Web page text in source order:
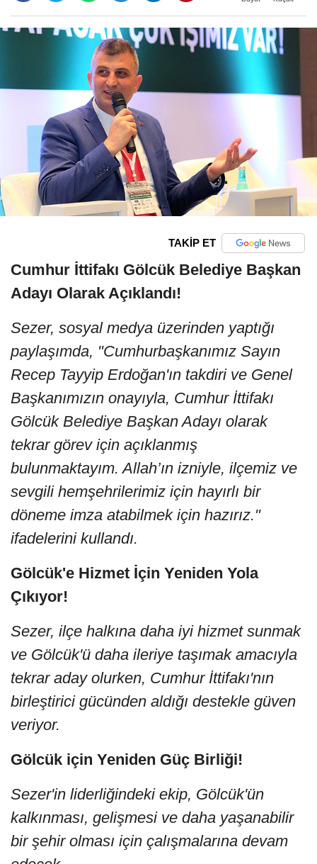
TAKİP ET
Cumhur İttifakı Gölcük Belediye Başkan
Adayı Olarak Açıklandı!
Sezer, sosyal medya üzerinden yaptığı
paylaşımda, "Cumhurbaşkanımız Sayın
Recep Tayyip Erdoğan'ın takdiri ve Genel
Başkanımızın onayıyla, Cumhur İttifakı
Gölcük Belediye Başkan Adayı olarak
tekrar görev için açıklanmış
bulunmaktayım. Allah’ın izniyle, ilçemiz ve
sevgili hemşehrilerimiz için hayırlı bir
döneme imza atabilmek için hazırız."
ifadelerini kullandı.
Gölcük'e Hizmet İçin Yeniden Yola
Çıkıyor!
Sezer, ilçe halkına daha iyi hizmet sunmak
ve Gölcük'ü daha ileriye taşımak amacıyla
tekrar aday olurken, Cumhur İttifakı'nın
birleştirici gücünden aldığı destekle güven
veriyor.
Gölcük için Yeniden Güç Birliği!
Sezer'in liderliğindeki ekip, Gölcük'ün
kalkınması, gelişmesi ve daha yaşanabilir
bir şehir olması için çalışmalarına devam